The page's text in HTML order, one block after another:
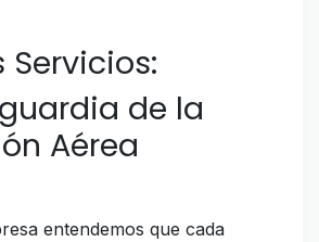
Servicios:
de la
Aérea
entendemos que cada